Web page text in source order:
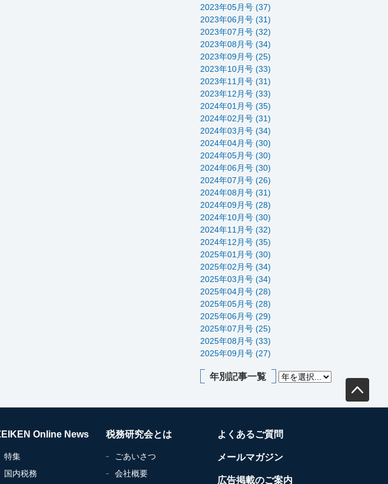
2023年05月号 (37)
2023年06月号 (31)
2023年07月号 (32)
2023年08月号 (34)
2023年09月号 (25)
2023年10月号 (33)
2023年11月号 (31)
2023年12月号 (33)
2024年01月号 (35)
2024年02月号 (31)
2024年03月号 (34)
2024年04月号 (30)
2024年05月号 (30)
2024年06月号 (30)
2024年07月号 (26)
2024年08月号 (31)
2024年09月号 (28)
2024年10月号 (30)
2024年11月号 (32)
2024年12月号 (35)
2025年01月号 (30)
2025年02月号 (34)
2025年03月号 (34)
2025年04月号 (28)
2025年05月号 (28)
2025年06月号 (29)
2025年07月号 (25)
2025年08月号 (33)
2025年09月号 (27)
年別記事一覧
Online News
特集
国内税務
税務研究会とは
ごあいさつ
会社概要
よくあるご質問
メールマガジン
広告掲載のご案内